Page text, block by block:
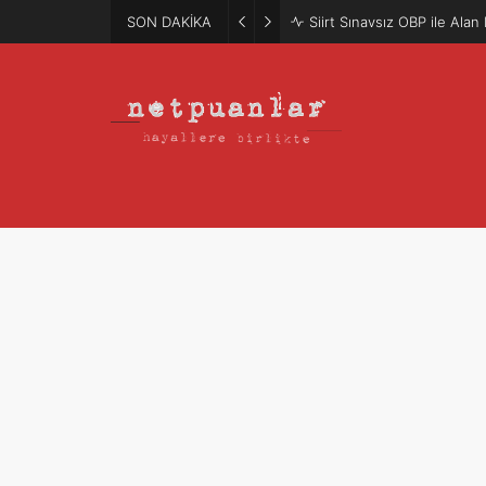
SON DAKİKA Siirt Sınavsız OBP ile